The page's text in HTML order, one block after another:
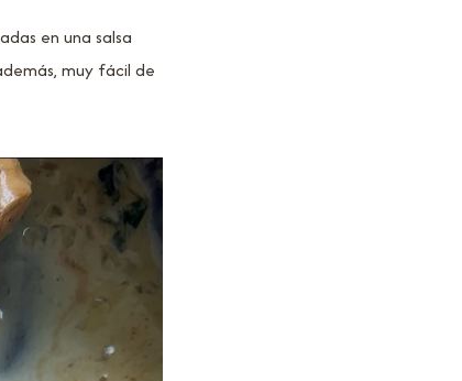
en una salsa
muy fácil de